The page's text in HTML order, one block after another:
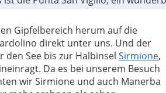
Gipfelbereich herum auf die
direkt unter uns. Und der
den See bis zur Halbinsel Sirmione,
Da es bei unserem Besuch
wir Sirmione und auch Manerba